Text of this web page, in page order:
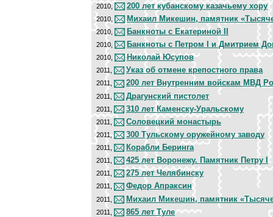
2010, 200 лет кубанскому казачьему хору
2010, Михаил Микешин, памятник
2010, Банкноты с Екатериной II
2010, Банкноты с Петром I и Дмитрием
2010, Николай Юсупов
2011, Указ об отмене крепостного права
2011, 200 лет Внутренним войскам МВД
2011, Драгунский пистолет
2011, 310 лет Каменску-Уральскому
2011, Соловецкий монастырь
2011, 300 Тульскому оружейному заводу
2011, Корабли Беринга
2011, 425 лет Воронежу. Памятник Петру I
2011, 275 лет Челябинску
2011, Федор Апраксин
2011, Михаил Микешин, памятник
2011, 865 лет Туле